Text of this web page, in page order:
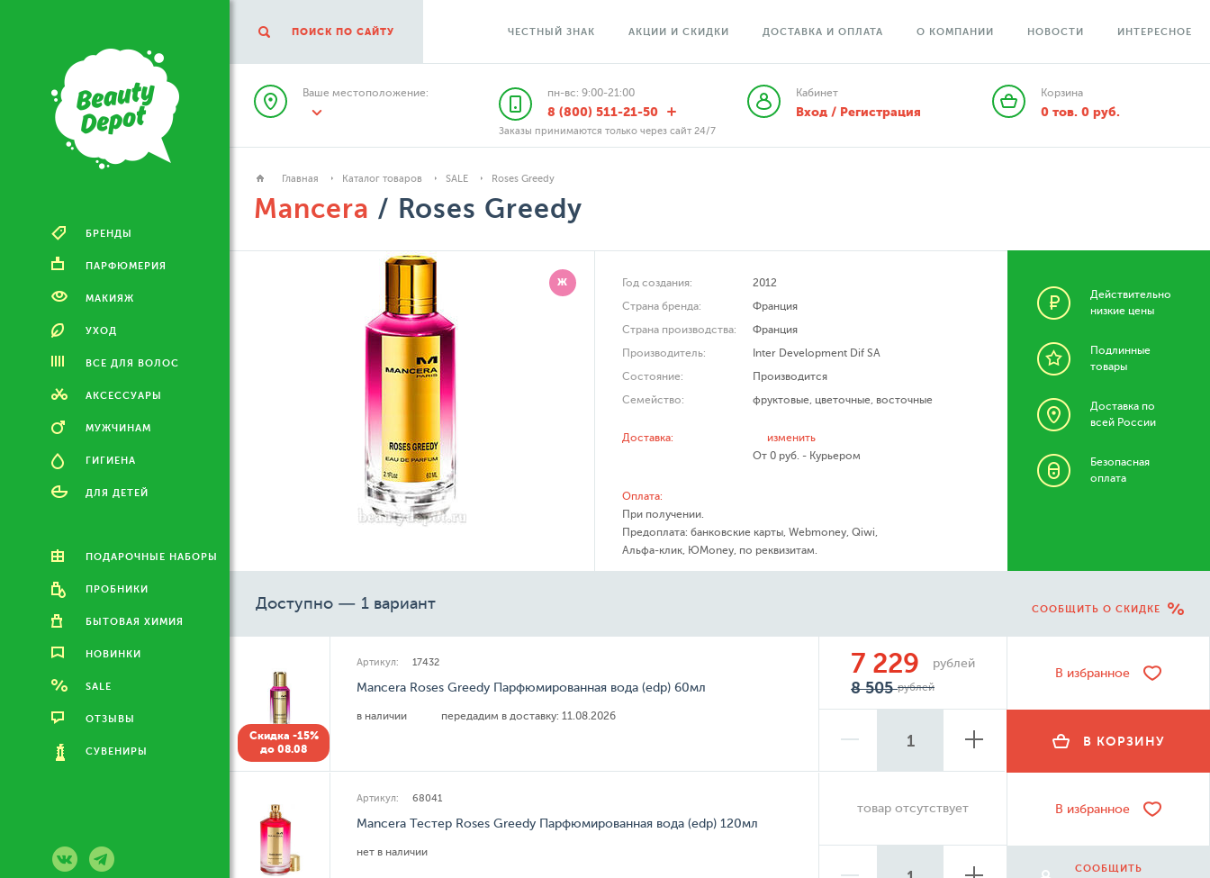
БРЕНДЫ
ПАРФЮМЕРИЯ
МАКИЯЖ
УХОД
ВСЕ ДЛЯ ВОЛОС
АКСЕССУАРЫ
МУЖЧИНАМ
ГИГИЕНА
ДЛЯ ДЕТЕЙ
ПОДАРОЧНЫЕ НАБОРЫ
ПРОБНИКИ
БЫТОВАЯ ХИМИЯ
НОВИНКИ
SALE
ОТЗЫВЫ
СУВЕНИРЫ
ПОИСК ПО САЙТУ ЧЕСТНЫЙ ЗНАК АКЦИИ И СКИДКИ ДОСТАВКА И ОПЛАТА О КОМПАНИИ НОВОСТИ ИНТЕРЕСНОЕ
Ваше местоположение: пн-вс: 9:00-21:00
8 (800) 511-21-50
Заказы принимаются только через сайт 24/7
Кабинет
Вход / Регистрация
Корзина
0 тов. 0руб.
Главная Каталог товаров SALE Roses Greedy
Mancera / Roses Greedy
Ж Год создания:
2012
Страна бренда:
Франция
Страна производства:
Франция
Производитель:
Inter Development Dif SA
Состояние:
Производится
Семейство:
фруктовые, цветочные, восточные
Доставка:
изменить
От 0 руб. - Курьером
Оплата:
При получении.
Предоплата: банковские карты, Webmoney, Qiwi,
Альфа-клик, ЮMoney, по реквизитам.
Действительно
низкие цены
Подлинные
товары
Доставка по
всей России
Безопасная
оплата
Доступно — 1 вариант СООБЩИТЬ О СКИДКЕ
Скидка -15%
до 08.08
Артикул: 17432
Mancera Roses Greedy Парфюмированная вода (edp) 60мл
в наличии передадим в доставку: 11.08.2026
7 229 рублей
8 505рублей
В избранное
В КОРЗИНУ
Артикул: 68041
Mancera Тестер Roses Greedy Парфюмированная вода (edp) 120мл
нет в наличии
товар отсутствует В избранное
СООБЩИТЬ